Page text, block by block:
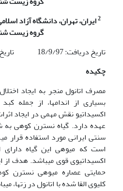
2ایران، تهران، دانشگاه آزاد
گروه زیست
تاریخ دریافت: 18/9/97 تاریخ پذیرش: 18/12/97
چکیده
مصرف اتانول منجر به ایجاد
بسیاری از اندامها، از جمله
اکسیداتیو نقش مهمی در ایجاد
عهده دارد. گیاه نسترن کوهی
سنتی ایرانی مورد استفاده قرار
است که میوه­­ی این گیاه
اکسیداتیوی قوی می‍باشد. هدف از
حمایتی عصاره میوه­ی نسترن